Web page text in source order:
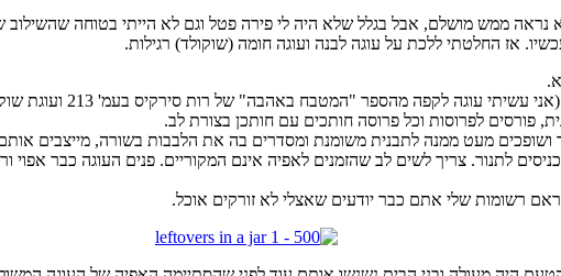
נראה ממש מושלם, אבל בגלל שלא היה לי פירה פטל וגם לא הייתי בטוחה שהשילוב
אז החלטתי ללכת על עוגה לבנה ועוגה חומה (שוקולד) רגילות.
לקפה מהספר "המטבח באהבה" של רות סירקיס בעמ' 213 ועוגת שוקולד כהה מעמוד 212).
פורסים לפרוסות וכל פרוסה חותכים עם חותכן בצורת לב.
ושופכים מעט ממנה לתבנית משומנת ומסדרים בה את הלבבות בשורה, מייצבים
לתנור. צריך לשים לב שהזמנים לאפיה אינם המקוריים. פנים העוגה כבר
רשומות שלי אתם כבר יודעים שאצלי לא זורקים אוכל.